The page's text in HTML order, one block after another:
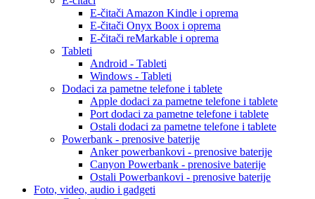
E-čitači Amazon Kindle i oprema
E-čitači Onyx Boox i oprema
E-čitači reMarkable i oprema
Tableti
Android - Tableti
Windows - Tableti
Dodaci za pametne telefone i tablete
Apple dodaci za pametne telefone i tablete
Port dodaci za pametne telefone i tablete
Ostali dodaci za pametne telefone i tablete
Powerbank - prenosive baterije
Anker powerbankovi - prenosive baterije
Canyon Powerbank - prenosive baterije
Ostali Powerbankovi - prenosive baterije
Foto, video, audio i gadgeti